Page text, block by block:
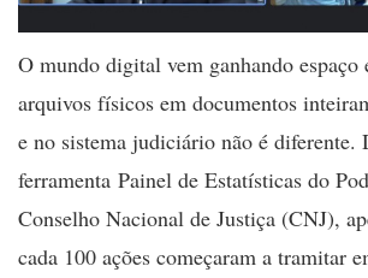
O mundo digital vem ganhando espaço
arquivos físicos em documentos
e no sistema judiciário não é diferente.
ferramenta Painel de Estatísticas do
Conselho Nacional de Justiça (CNJ),
cada 100 ações começaram a tramitar